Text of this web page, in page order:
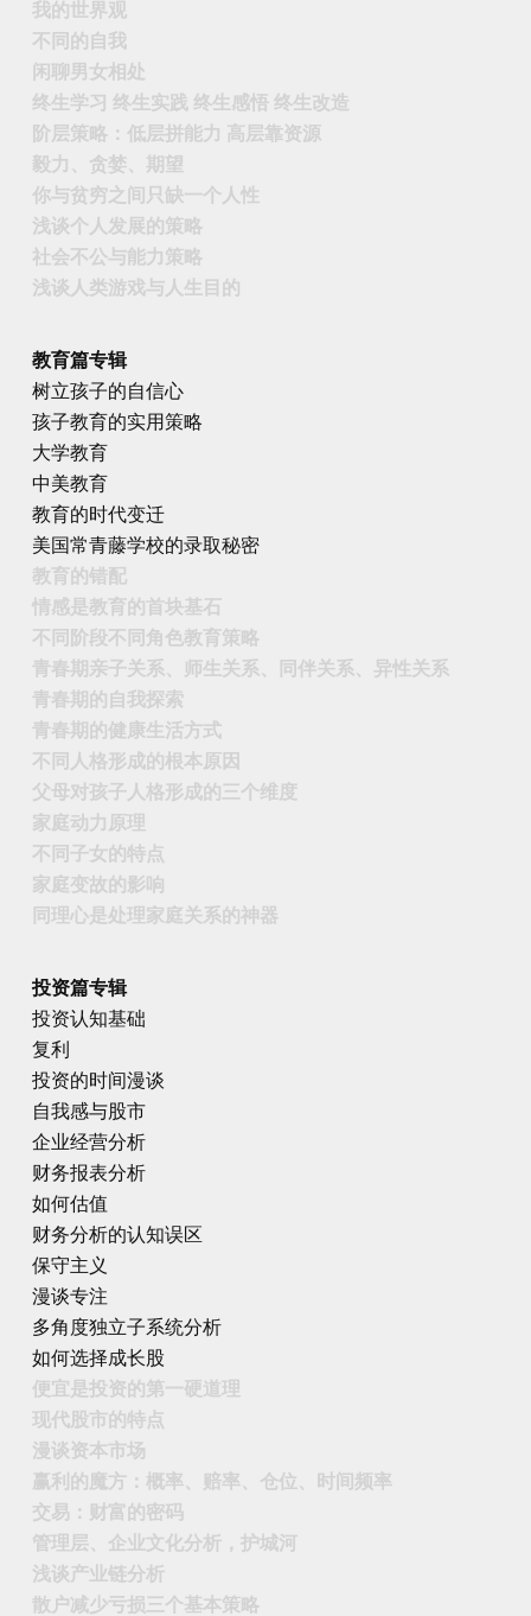
我的世界观
不同的自我
闲聊男女相处
终生学习 终生实践 终生感悟 终生改造
阶层策略：低层拼能力 高层靠资源
毅力、贪婪、期望
你与贫穷之间只缺一个人性
浅谈个人发展的策略
社会不公与能力策略
浅谈人类游戏与人生目的
教育篇专辑
树立孩子的自信心
孩子教育的实用策略
大学教育
中美教育
教育的时代变迁
美国常青藤学校的录取秘密
教育的错配
情感是教育的首块基石
不同阶段不同角色教育策略
青春期亲子关系、师生关系、同伴关系、异性关系
青春期的自我探索
青春期的健康生活方式
不同人格形成的根本原因
父母对孩子人格形成的三个维度
家庭动力原理
不同子女的特点
家庭变故的影响
同理心是处理家庭关系的神器
投资篇专辑
投资认知基础
复利
投资的时间漫谈
自我感与股市
企业经营分析
财务报表分析
如何估值
财务分析的认知误区
保守主义
漫谈专注
多角度独立子系统分析
如何选择成长股
便宜是投资的第一硬道理
现代股市的特点
漫谈资本市场
赢利的魔方：概率、赔率、仓位、时间频率
交易：财富的密码
管理层、企业文化分析，护城河
浅谈产业链分析
散户减少亏损三个基本策略